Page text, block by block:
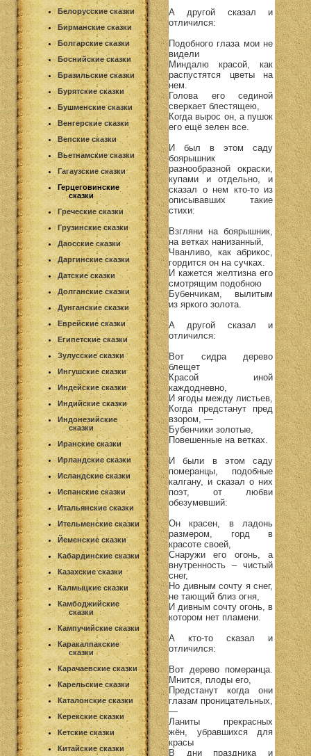
Белорусские сказки
Бирманские сказки
Болгарские сказки
Боснийские сказки
Бразильские сказки
Бурятские сказки
Бушменские сказки
Венгерские сказки
Вепские сказки
Вьетнамские сказки
Гагаузские сказки
Герцеговинские
сказки
Греческие сказки
Грузинские сказки
Даосские сказки
Даргинские сказки
Датские сказки
Долганские сказки
Дунганские сказки
Еврейские сказки
Египетские сказки
Зулусские сказки
Ингушские сказки
Индейские сказки
Индийские сказки
Индонезийские
сказки
Иранские сказки
Ирландские сказки
Исландские сказки
Испанские сказки
Итальянские сказки
Ительменские сказки
Йеменские сказки
Кабардинские сказки
Казахские сказки
Калмыцкие сказки
Камбоджийские
сказки
Кампучийские сказки
Каракалпакские
сказки
Карачаевские сказки
Карельские сказки
Каталонские сказки
Керекские сказки
Кетские сказки
Китайские сказки
А другой сказал и
отличился:
Подобного глаза мои не
видели
Миндалю красой, как
распустятся цветы на
нем.
Голова его сединой
сверкает блестящею,
Когда вырос он, а пушок
его ещё зелен все.
И был в этом саду
боярышник
разнообразной окраски,
купами и отдельно, и
сказал о нем кто-то из
описывавших такие
стихи:
Взгляни на боярышник,
на ветках нанизанный,
Чванливо, как абрикос,
гордится он на сучках.
И кажется желтизна его
смотрящим подобною
Бубенчикам, вылитым
из яркого золота.
А другой сказал и
отличился:
Вот сидра дерево
блещет
Красой иной
каждодневно,
И ягоды между листьев,
Когда предстанут пред
взором, —
Бубенчики золотые,
Повешенные на ветках.
И были в этом саду
померанцы, подобные
калгану, и сказал о них
поэт, от любви
обезумевший:
Он красен, в ладонь
размером, горд в
красоте своей,
Снаружи его огонь, а
внутренность – чистый
снег,
Но дивным сочту я снег,
не тающий близ огня,
И дивным сочту огонь, в
котором нет пламени.
А кто-то сказал и
отличился:
Вот дерево померанца.
Мнится, плоды его,
Предстанут когда они
глазам проницательных,
—
Ланиты прекрасных
жён, убравшихся для
красы
В дни праздника и